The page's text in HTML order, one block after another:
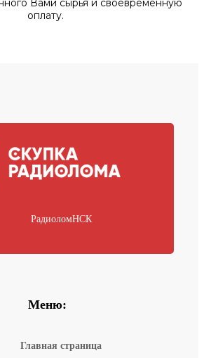
Вами сырья и своевременную
оплату.
РадиоломНСК
Меню:
Главная страница